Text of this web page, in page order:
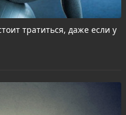
тратиться, даже если у